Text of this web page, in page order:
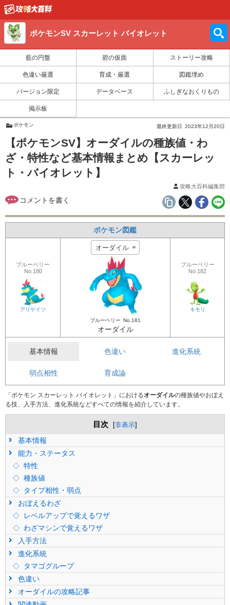
ポケモンSV スカーレット バイオレット
藍の円盤 碧の仮面 ストーリー攻略
色違い厳選 育成・厳選 図鑑埋め
バージョン限定 データベース ふしぎなおくりもの
掲示板
ポケモン 最終更新日 2023年12月20日
【ポケモンSV】オーダイルの種族値・わ
ざ・特性など基本情報まとめ【スカーレッ
ト・バイオレット】
攻略大百科編集部
ポケモン図鑑
ブルーベリー
No.180
アリゲイツ
オーダイル
ブルーベリー No.181
オーダイル
ブルーベリー
No.182
キモリ
基本情報 色違い 進化系統
弱点相性 育成論
「ポケモン スカーレット バイオレット」におけるオーダイルの種族値やおぼえ
る技、入手方法、進化系統などすべての情報を紹介しています。
目次 [非表示]
基本情報
能力・ステータス
特性
種族値
タイプ相性・弱点
おぼえるわざ
レベルアップで覚えるワザ
わざマシンで覚えるワザ
入手方法
進化系統
タマゴグループ
色違い
オーダイルの攻略記事